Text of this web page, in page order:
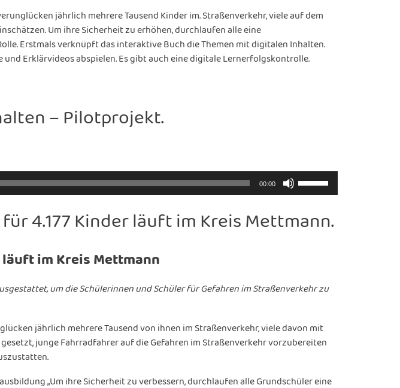
jährlich mehrere Tausend Kinder im. Straßenverkehr, viele auf dem
Um ihre Sicherheit zu erhöhen, durchlaufen alle eine
Erstmals verknüpft das interaktive Buch die Themen mit digitalen Inhalten.
Erklärvideos abspielen. Es gibt auch eine digitale Lernerfolgskontrolle.
– Pilotprojekt.
00:00
um
4.177 Kinder läuft im Kreis Mettmann.
im Kreis Mettmann
um die Schülerinnen und Schüler für Gefahren im Straßenverkehr zu
jährlich mehrere Tausend von ihnen im Straßenverkehr, viele davon mit
junge Fahrradfahrer auf die Gefahren im Straßenverkehr vorzubereiten
„Um ihre Sicherheit zu verbessern, durchlaufen alle Grundschüler eine